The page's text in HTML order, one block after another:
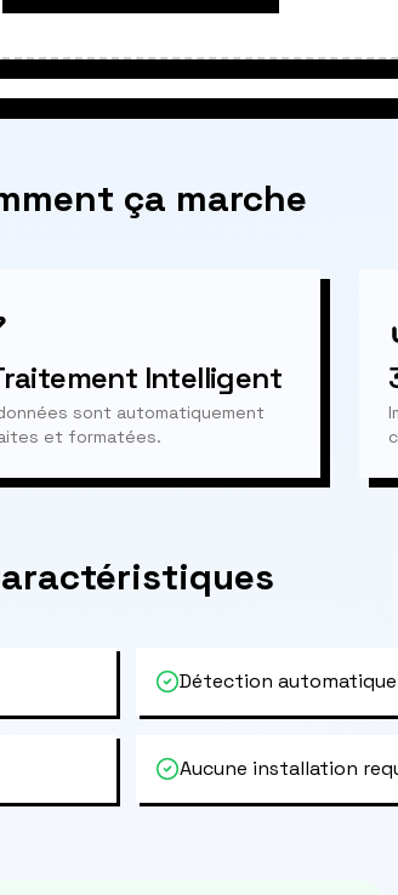
ça marche
Intelligent
sont automatiquement
et formatées.
Détection
Aucune installation